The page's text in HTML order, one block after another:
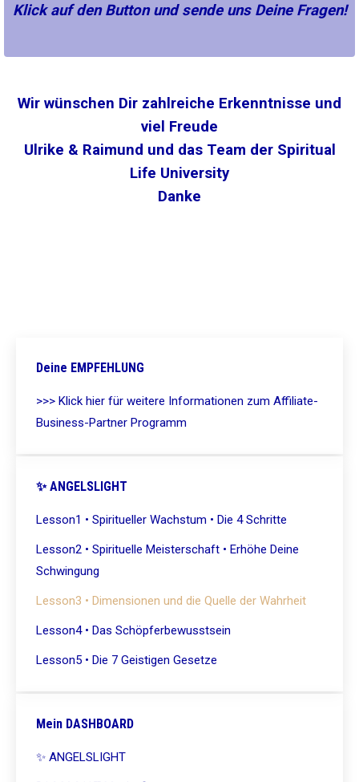
Klick auf den Button und sende uns Deine Fragen!
Wir wünschen Dir zahlreiche Erkenntnisse und
viel Freude
Ulrike & Raimund und das Team der Spiritual
Life University
Danke
Deine EMPFEHLUNG
>>> Klick hier für weitere Informationen zum Affiliate-
Business-Partner Programm
✨ ANGELSLIGHT
Lesson1 • Spiritueller Wachstum • Die 4 Schritte
Lesson2 • Spirituelle Meisterschaft • Erhöhe Deine
Schwingung
Lesson3 • Dimensionen und die Quelle der Wahrheit
Lesson4 • Das Schöpferbewusstsein
Lesson5 • Die 7 Geistigen Gesetze
Mein DASHBOARD
✨ ANGELSLIGHT